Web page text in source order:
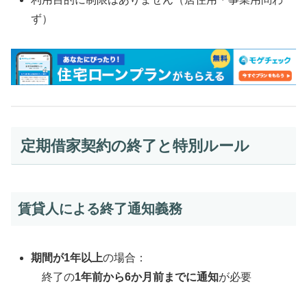
ず）
定期借家契約の終了と特別ルール
賃貸人による終了通知義務
期間が1年以上の場合：
終了の1年前から6か月前までに通知が必要